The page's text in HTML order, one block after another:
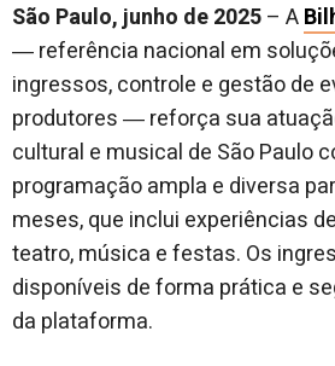
São Paulo, junho de 2025– A
― referência nacional em
ingressos, controle e gestão de
produtores ― reforça sua
cultural e musical de São Paulo
programação ampla e diversa
meses, que inclui experiências
teatro, música e festas. Os
disponíveis de forma prática e
da plataforma.